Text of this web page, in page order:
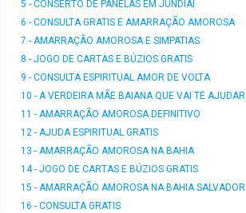
5 - CONSERTO DE PANELAS EM JUNDIAÍ
6 - CONSULTA GRATIS E AMARRAÇÃO AMOROSA
7 - AMARRAÇÃO AMOROSA E SIMPATIAS
8 - JOGO DE CARTAS E BÚZIOS GRATIS
9 - CONSULTA ESPIRITUAL AMOR DE VOLTA
10 - A VERDEIRA MÃE BAIANA QUE VAI TE AJUDAR
11 - AMARRAÇÃO AMOROSA DEFINITIVO
12 - AJUDA ESPIRITUAL GRATIS
13 - AMARRAÇÃO AMOROSA NA BAHIA
14 - JOGO DE CARTAS E BÚZIOS GRATIS
15 - AMARRAÇÃO AMOROSA NA BAHIA SALVADOR
16 - CONSULTA GRATIS